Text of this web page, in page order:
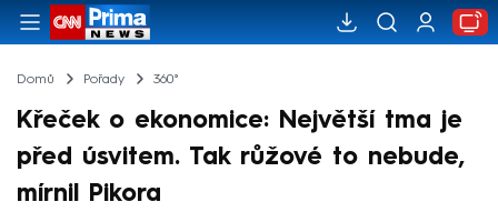
Domů Pořady 360°
Křeček o ekonomice: Největší tma je
před úsvitem. Tak růžové to nebude,
mírnil Pikora